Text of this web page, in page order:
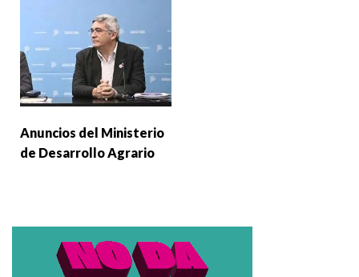
Anuncios del Ministerio
de Desarrollo Agrario